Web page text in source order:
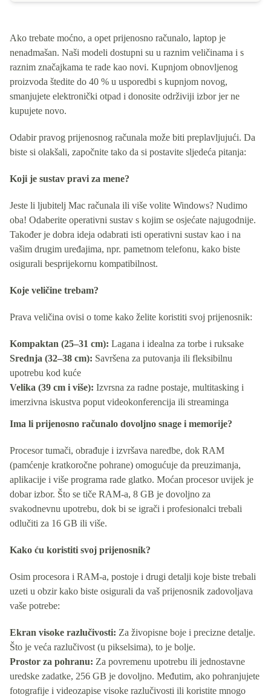
Ako trebate moćno, a opet prijenosno računalo, laptop je
nenadmašan. Naši modeli dostupni su u raznim veličinama i s
raznim značajkama te rade kao novi. Kupnjom obnovljenog
proizvoda štedite do 40 % u usporedbi s kupnjom novog,
smanjujete elektronički otpad i donosite održiviji izbor jer ne
kupujete novo.
Odabir pravog prijenosnog računala može biti preplavljujući. Da
biste si olakšali, započnite tako da si postavite sljedeća pitanja:
Koji je sustav pravi za mene?
Jeste li ljubitelj Mac računala ili više volite Windows? Nudimo
oba! Odaberite operativni sustav s kojim se osjećate najugodnije.
Također je dobra ideja odabrati isti operativni sustav kao i na
vašim drugim uređajima, npr. pametnom telefonu, kako biste
osigurali besprijekornu kompatibilnost.
Koje veličine trebam?
Prava veličina ovisi o tome kako želite koristiti svoj prijenosnik:
Kompaktan (25–31 cm): Lagana i idealna za torbe i ruksake
Srednja (32–38 cm): Savršena za putovanja ili fleksibilnu
upotrebu kod kuće
Velika (39 cm i više): Izvrsna za radne postaje, multitasking i
imerzivna iskustva poput videokonferencija ili streaminga
Ima li prijenosno računalo dovoljno snage i memorije?
Procesor tumači, obrađuje i izvršava naredbe, dok RAM
(pamćenje kratkoročne pohrane) omogućuje da preuzimanja,
aplikacije i više programa rade glatko. Moćan procesor uvijek je
dobar izbor. Što se tiče RAM-a, 8 GB je dovoljno za
svakodnevnu upotrebu, dok bi se igrači i profesionalci trebali
odlučiti za 16 GB ili više.
Kako ću koristiti svoj prijenosnik?
Osim procesora i RAM-a, postoje i drugi detalji koje biste trebali
uzeti u obzir kako biste osigurali da vaš prijenosnik zadovoljava
vaše potrebe:
Ekran visoke razlučivosti: Za živopisne boje i precizne detalje.
Što je veća razlučivost (u pikselsima), to je bolje.
Prostor za pohranu: Za povremenu upotrebu ili jednostavne
uredske zadatke, 256 GB je dovoljno. Međutim, ako pohranjujete
fotografije i videozapise visoke razlučivosti ili koristite mnogo